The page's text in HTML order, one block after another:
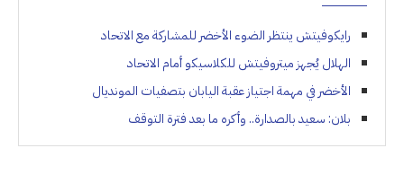
رايكوفيتش ينتظر الضوء الأخضر للمشاركة مع الاتحاد
الهلال يُجهز ميتروفيتش للكلاسيكو أمام الاتحاد
الأخضر في مهمة اجتياز عقبة اليابان بتصفيات المونديال
بلان: سعيد بالصدارة.. وأكره ما بعد فترة التوقف